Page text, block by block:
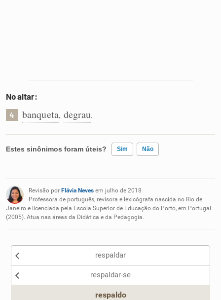
No altar:
4 banqueta, degrau.
Estes sinônimos foram úteis? Sim Não
Nenhum dos sinônimos apresentados me ajudou
Outro
Revisão por Flávia Neves em julho de 2018
Professora de português, revisora e lexicógrafa nascida no Rio de
Janeiro e licenciada pela Escola Superior de Educação do Porto, em Portugal
(2005). Atua nas áreas da Didática e da Pedagogia.
respaldar
respaldar-se
respaldo